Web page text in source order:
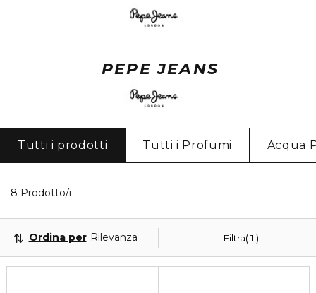
PEPE JEANS
Tutti i prodotti Tutti i Profumi Acqua
8 Prodotto/i
Filtra 1
Ordina per Rilevanza